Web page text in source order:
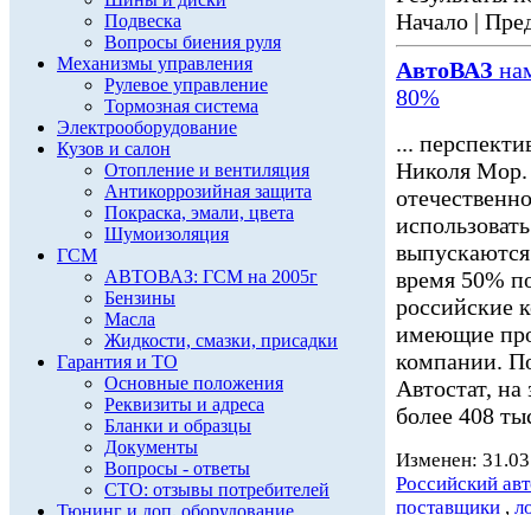
Подвеска
Вопросы биения руля
Механизмы управления
Рулевое управление
Тормозная система
Электрооборудование
Кузов и салон
Отопление и вентиляция
Антикоррозийная защита
Покраска, эмали, цвета
Шумоизоляция
ГСМ
АВТОВАЗ: ГСМ на 2005г
Бензины
Масла
Жидкости, смазки, присадки
Гарантия и ТО
Основные положения
Реквизиты и адреса
Бланки и образцы
Документы
Вопросы - ответы
СТО: отзывы потребителей
Тюнинг и доп. оборудование
Начало |
АвтоВАЗ
80%
...
Николя Мор.
время 50%
российские
имеющие
компании.
Автостат,
более 408
Изменен:
Российский
поставщики ,